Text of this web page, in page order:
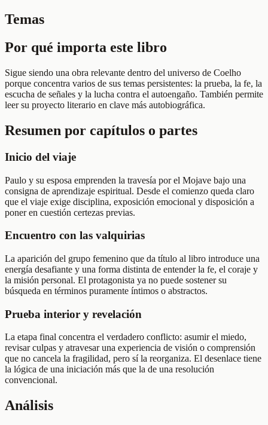
Temas
Por qué importa este libro
Sigue siendo una obra relevante dentro del universo de Coelho
porque concentra varios de sus temas persistentes: la prueba, la fe, la
escucha de señales y la lucha contra el autoengaño. También permite
leer su proyecto literario en clave más autobiográfica.
Resumen por capítulos o partes
Inicio del viaje
Paulo y su esposa emprenden la travesía por el Mojave bajo una
consigna de aprendizaje espiritual. Desde el comienzo queda claro
que el viaje exige disciplina, exposición emocional y disposición a
poner en cuestión certezas previas.
Encuentro con las valquirias
La aparición del grupo femenino que da título al libro introduce una
energía desafiante y una forma distinta de entender la fe, el coraje y
la misión personal. El protagonista ya no puede sostener su
búsqueda en términos puramente íntimos o abstractos.
Prueba interior y revelación
La etapa final concentra el verdadero conflicto: asumir el miedo,
revisar culpas y atravesar una experiencia de visión o comprensión
que no cancela la fragilidad, pero sí la reorganiza. El desenlace tiene
la lógica de una iniciación más que la de una resolución
convencional.
Análisis